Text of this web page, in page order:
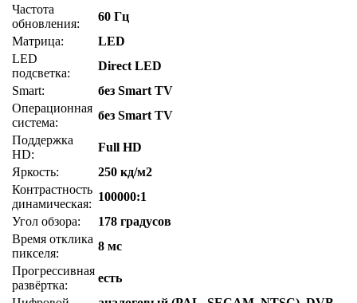
Частота
обновления:
60 Гц
Матрица:
LED
LED
подсветка:
Direct LED
Smart:
без Smart TV
Операционная
система:
без Smart TV
Поддержка
HD:
Full HD
Яркость:
250 кд/м2
Контрастность
динамическая:
100000:1
Угол обзора:
178 градусов
Время отклика
пикселя:
8 мс
Прогрессивная
развёртка:
есть